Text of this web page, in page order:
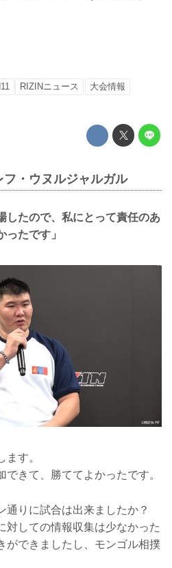
RIZINニュース
大会情報
・ウヌルジャルガル
したので、私にとって責任のあ
たです」
す。
きて、勝ててよかったです。
りに試合は出来ましたか？
しての情報収集は少なかった
ができましたし、モンゴル相撲